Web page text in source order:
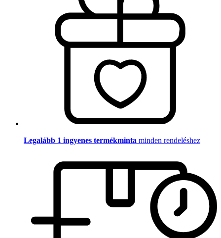
Legalább 1 ingyenes termékminta minden rendeléshez